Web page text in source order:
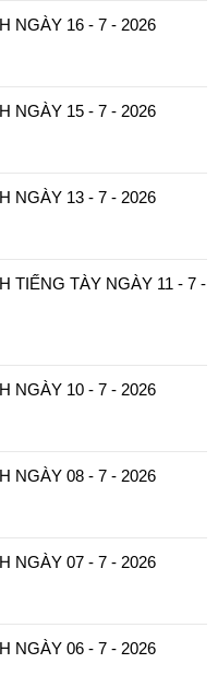
NGÀY 16 - 7 - 2026
NGÀY 15 - 7 - 2026
NGÀY 13 - 7 - 2026
TIẾNG TÀY NGÀY 11 - 7 -
NGÀY 10 - 7 - 2026
NGÀY 08 - 7 - 2026
NGÀY 07 - 7 - 2026
NGÀY 06 - 7 - 2026